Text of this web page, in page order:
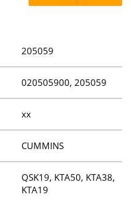
205059
020505900, 205059
xx
CUMMINS
QSK19, KTA50, KTA38,
KTA19